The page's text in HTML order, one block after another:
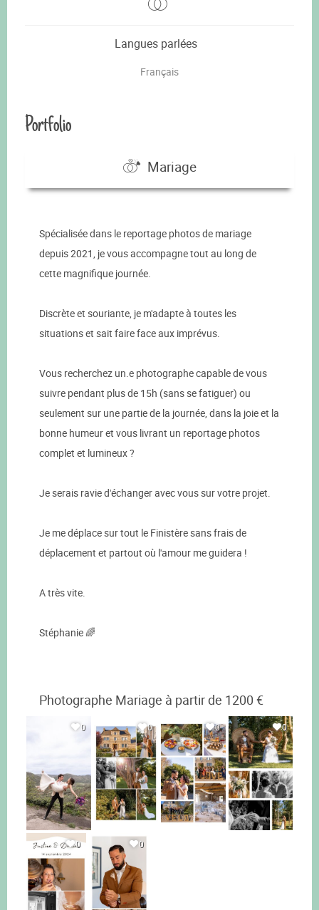
Langues parlées
Français
Portfolio
Mariage
Spécialisée dans le reportage photos de mariage
depuis 2021, je vous accompagne tout au long de
cette magnifique journée.
Discrète et souriante, je m'adapte à toutes les
situations et sait faire face aux imprévus.
Vous recherchez un.e photographe capable de vous
suivre pendant plus de 15h (sans se fatiguer) ou
seulement sur une partie de la journée, dans la joie et la
bonne humeur et vous livrant un reportage photos
complet et lumineux ?
Je serais ravie d'échanger avec vous sur votre projet.
Je me déplace sur tout le Finistère sans frais de
déplacement et partout où l'amour me guidera !
A très vite.
Stéphanie 🌈
Photographe Mariage à partir de 1200 €
0 0 0 0
0 0